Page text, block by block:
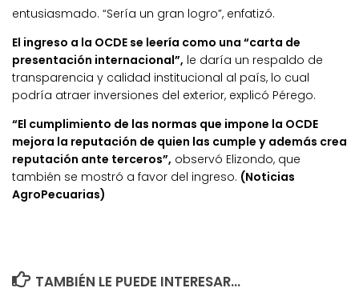
entusiasmado. “Sería un gran logro”, enfatizó.
El ingreso a la OCDE se leería como una “carta de
presentación internacional”, le daría un respaldo de
transparencia y calidad institucional al país, lo cual
podría atraer inversiones del exterior, explicó Pérego.
“El cumplimiento de las normas que impone la OCDE
mejora la reputación de quien las cumple y además crea
reputación ante terceros”, observó Elizondo, que
también se mostró a favor del ingreso. (Noticias
AgroPecuarias)
TAMBIÉN LE PUEDE INTERESAR...